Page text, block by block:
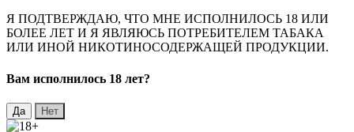
Я ПОДТВЕРЖДАЮ, ЧТО МНЕ ИСПОЛНИЛОСЬ 18 ИЛИ
БОЛЕЕ ЛЕТ И Я ЯВЛЯЮСЬ ПОТРЕБИТЕЛЕМ ТАБАКА
ИЛИ ИНОЙ НИКОТИНОСОДЕРЖАЩЕЙ ПРОДУКЦИИ.
Вaм исполнилось 18 лет?